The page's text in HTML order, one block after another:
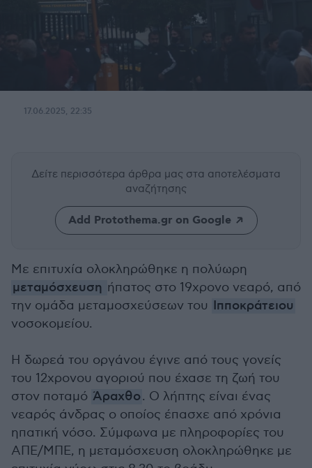
17.06.2025, 22:35
Δείτε περισσότερα άρθρα μας στα αποτελέσματα
αναζήτησης
Add Protothema.gr on Google
Με επιτυχία ολοκληρώθηκε η πολύωρη
μεταμόσχευση ήπατος στο 19χρονο νεαρό, από
την ομάδα μεταμοσχεύσεων του Ιπποκράτειου
νοσοκομείου.
Η δωρεά του οργάνου έγινε από τους γονείς
του 12χρονου αγοριού που έχασε τη ζωή του
στον ποταμό Άραχθο. Ο λήπτης είναι ένας
νεαρός άνδρας ο οποίος έπασχε από χρόνια
ηπατική νόσο. Σύμφωνα με πληροφορίες του
ΑΠΕ/ΜΠΕ, η μεταμόσχευση ολοκληρώθηκε με